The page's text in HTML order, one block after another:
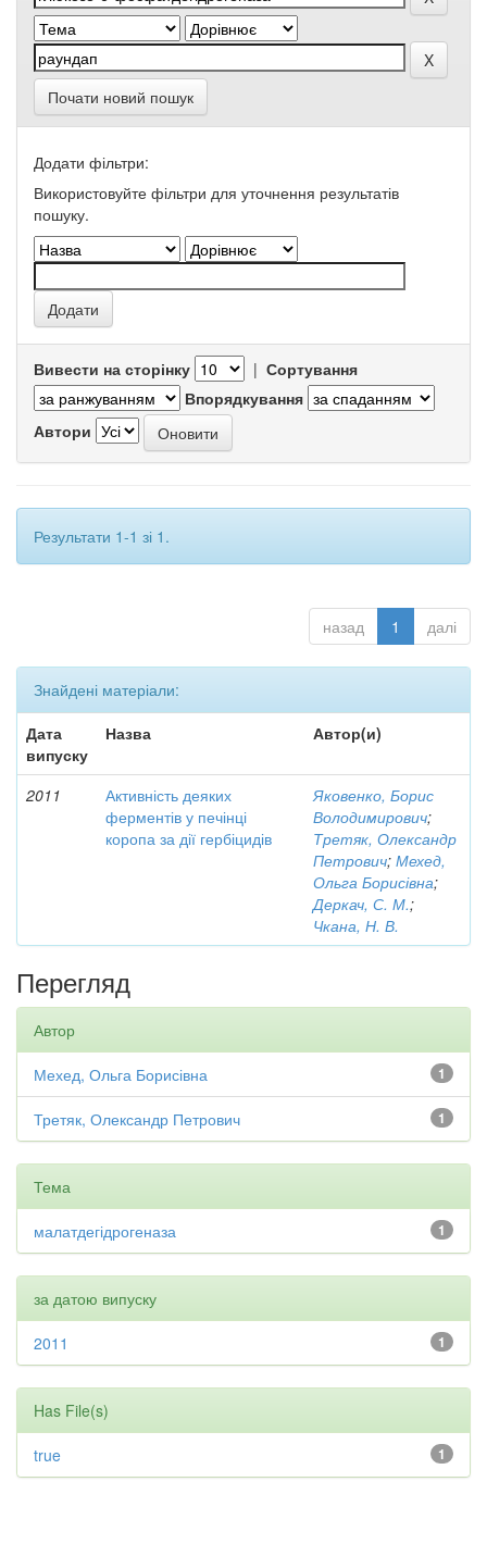
Почати новий пошук
Додати фільтри:
Використовуйте фільтри для уточнення результатів
пошуку.
Вивести на сторінку | Сортування
Впорядкування
Автори
Результати 1-1 зі 1.
назад 1 далі
Знайдені матеріали:
Дата
випуску
Назва Автор(и)
2011
Активність деяких
ферментів у печінці
коропа за дії гербіцидів
Яковенко, Борис
Володимирович;
Третяк, Олександр
Петрович; Мехед,
Ольга Борисівна;
Деркач, С. М.;
Чкана, Н. В.
Перегляд
Автор
1
Мехед, Ольга Борисівна
1
Третяк, Олександр Петрович
Тема
1
малатдегідрогеназа
за датою випуску
1
2011
Has File(s)
1
true